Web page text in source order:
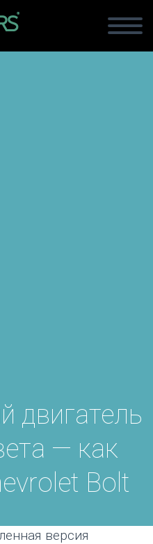
двигатель
— как
Bolt
версия